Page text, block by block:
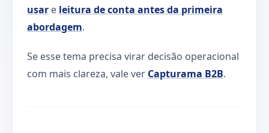
usar e leitura de conta antes da primeira
abordagem.
Se esse tema precisa virar decisão operacional
com mais clareza, vale ver Capturama B2B.